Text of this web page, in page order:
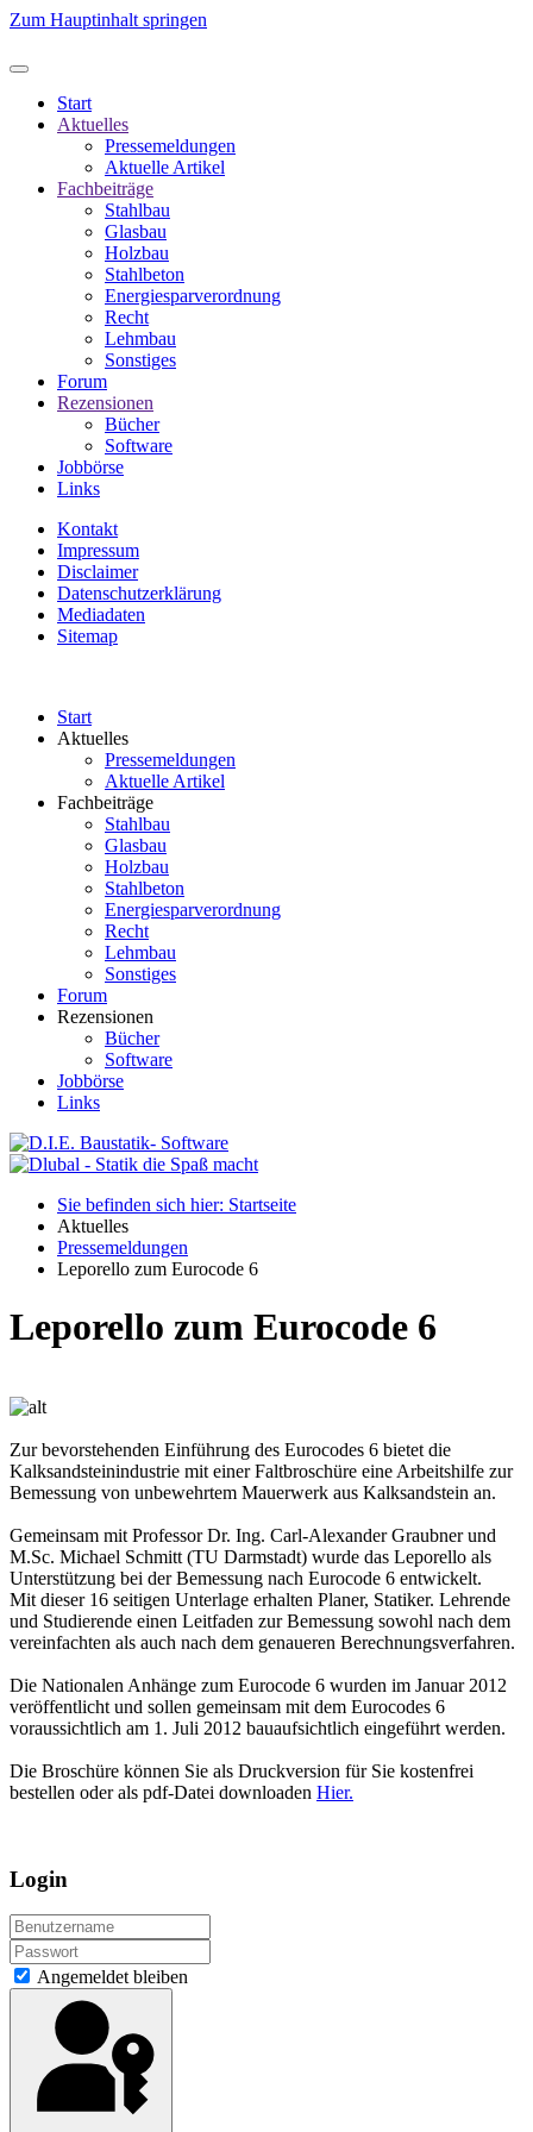
Zum Hauptinhalt springen
Start
Aktuelles
Pressemeldungen
Aktuelle Artikel
Fachbeiträge
Stahlbau
Glasbau
Holzbau
Stahlbeton
Energiesparverordnung
Recht
Lehmbau
Sonstiges
Forum
Rezensionen
Bücher
Software
Jobbörse
Links
Kontakt
Impressum
Disclaimer
Datenschutzerklärung
Mediadaten
Sitemap
Start
Aktuelles
Pressemeldungen
Aktuelle Artikel
Fachbeiträge
Stahlbau
Glasbau
Holzbau
Stahlbeton
Energiesparverordnung
Recht
Lehmbau
Sonstiges
Forum
Rezensionen
Bücher
Software
Jobbörse
Links
Sie befinden sich hier: Startseite
Aktuelles
Pressemeldungen
Leporello zum Eurocode 6
Leporello zum Eurocode 6
Zur bevorstehenden Einführung des Eurocodes 6 bietet die
Kalksandsteinindustrie mit einer Faltbroschüre eine Arbeitshilfe zur
Bemessung von unbewehrtem Mauerwerk aus Kalksandstein an.
Gemeinsam mit Professor Dr. Ing. Carl-Alexander Graubner und
M.Sc. Michael Schmitt (TU Darmstadt) wurde das Leporello als
Unterstützung bei der Bemessung nach Eurocode 6 entwickelt.
Mit dieser 16 seitigen Unterlage erhalten Planer, Statiker. Lehrende
und Studierende einen Leitfaden zur Bemessung sowohl nach dem
vereinfachten als auch nach dem genaueren Berechnungsverfahren.
Die Nationalen Anhänge zum Eurocode 6 wurden im Januar 2012
veröffentlicht und sollen gemeinsam mit dem Eurocodes 6
voraussichtlich am 1. Juli 2012 bauaufsichtlich eingeführt werden.
Die Broschüre können Sie als Druckversion für Sie kostenfrei
bestellen oder als pdf-Datei downloaden Hier.
Login
Angemeldet bleiben